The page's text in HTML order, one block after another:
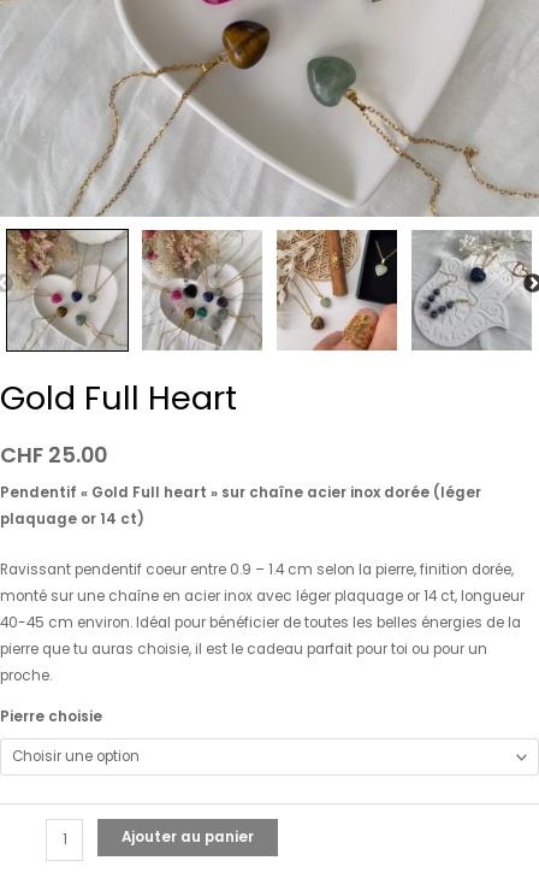
Gold Full Heart
CHF 25.00
Pendentif « Gold Full heart » sur chaîne acier inox dorée (léger
plaquage or 14 ct)
Ravissant pendentif coeur entre 0.9 – 1.4 cm selon la pierre, finition dorée,
monté sur une chaîne en acier inox avec léger plaquage or 14 ct, longueur
40-45 cm environ. Idéal pour bénéficier de toutes les belles énergies de la
pierre que tu auras choisie, il est le cadeau parfait pour toi ou pour un
proche.
Pierre choisie
Ajouter au panier